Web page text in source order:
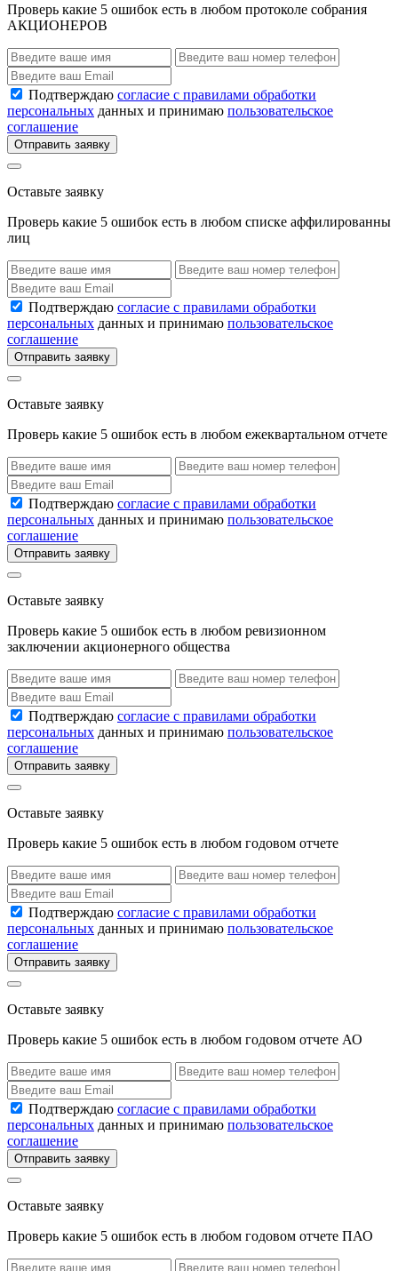
Проверь какие 5 ошибок есть в любом протоколе собрания
АКЦИОНЕРОВ
Подтверждаю согласие с правилами обработки
персональных данных и принимаю пользовательское
соглашение
Отправить заявку
Оставьте заявку
Проверь какие 5 ошибок есть в любом списке аффилированны
лиц
Подтверждаю согласие с правилами обработки
персональных данных и принимаю пользовательское
соглашение
Отправить заявку
Оставьте заявку
Проверь какие 5 ошибок есть в любом ежеквартальном отчете
Подтверждаю согласие с правилами обработки
персональных данных и принимаю пользовательское
соглашение
Отправить заявку
Оставьте заявку
Проверь какие 5 ошибок есть в любом ревизионном
заключении акционерного общества
Подтверждаю согласие с правилами обработки
персональных данных и принимаю пользовательское
соглашение
Отправить заявку
Оставьте заявку
Проверь какие 5 ошибок есть в любом годовом отчете
Подтверждаю согласие с правилами обработки
персональных данных и принимаю пользовательское
соглашение
Отправить заявку
Оставьте заявку
Проверь какие 5 ошибок есть в любом годовом отчете АО
Подтверждаю согласие с правилами обработки
персональных данных и принимаю пользовательское
соглашение
Отправить заявку
Оставьте заявку
Проверь какие 5 ошибок есть в любом годовом отчете ПАО